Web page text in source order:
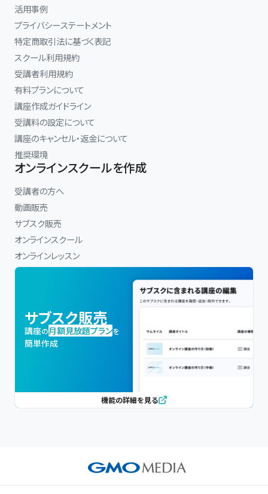
活用事例
プライバシーステートメント
特定商取引法に基づく表記
スクール利用規約
受講者利用規約
有料プランについて
講座作成ガイドライン
受講料の設定について
講座のキャンセル・返金について
推奨環境
オンラインスクールを作成
受講者の方へ
動画販売
サブスク販売
オンラインスクール
オンラインレッスン
サブスク販売
講座の月額見放題プランを
簡単作成
機能の詳細を見る